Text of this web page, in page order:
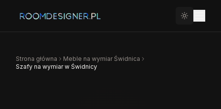
Strona główna Meble na wymiar Świdnica
Szafy na wymiar w Świdnicy